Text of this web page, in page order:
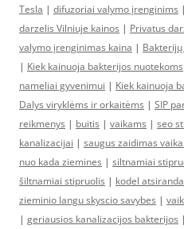
Tesla | difuzoriai valymo įrenginims |
darzelis Vilniuje kainos | Privatus
valymo įrenginimas kaina |
| Kiek kainuoja bakterijos nuotekoms
nameliai gyvenimui | Kiek kainuoja
Dalys viryklėms ir orkaitėms | SIP
reikmenys | buitis | vaikams | seo
kanalizacijai | saugus zaidimas
nuo kada ziemines | siltnamiai
šiltnamiai stipruolis | kodel
zieminio langu skyscio savybes |
| geriausios kanalizacijos bakterijos |